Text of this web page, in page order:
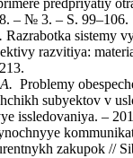
predpriyatiy
– № 3. – S. 99–106.
Razrabotka sistemy
razvitiya:
Problemy
subyektov v
issledovaniya. –
zakupok //